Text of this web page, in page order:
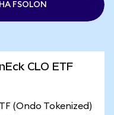
FSOLON
CLO ETF
(Ondo Tokenized)